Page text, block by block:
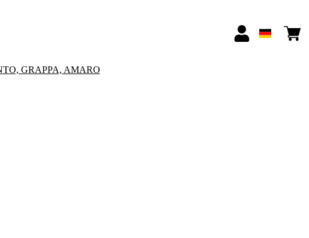
GRAPPA, AMARO